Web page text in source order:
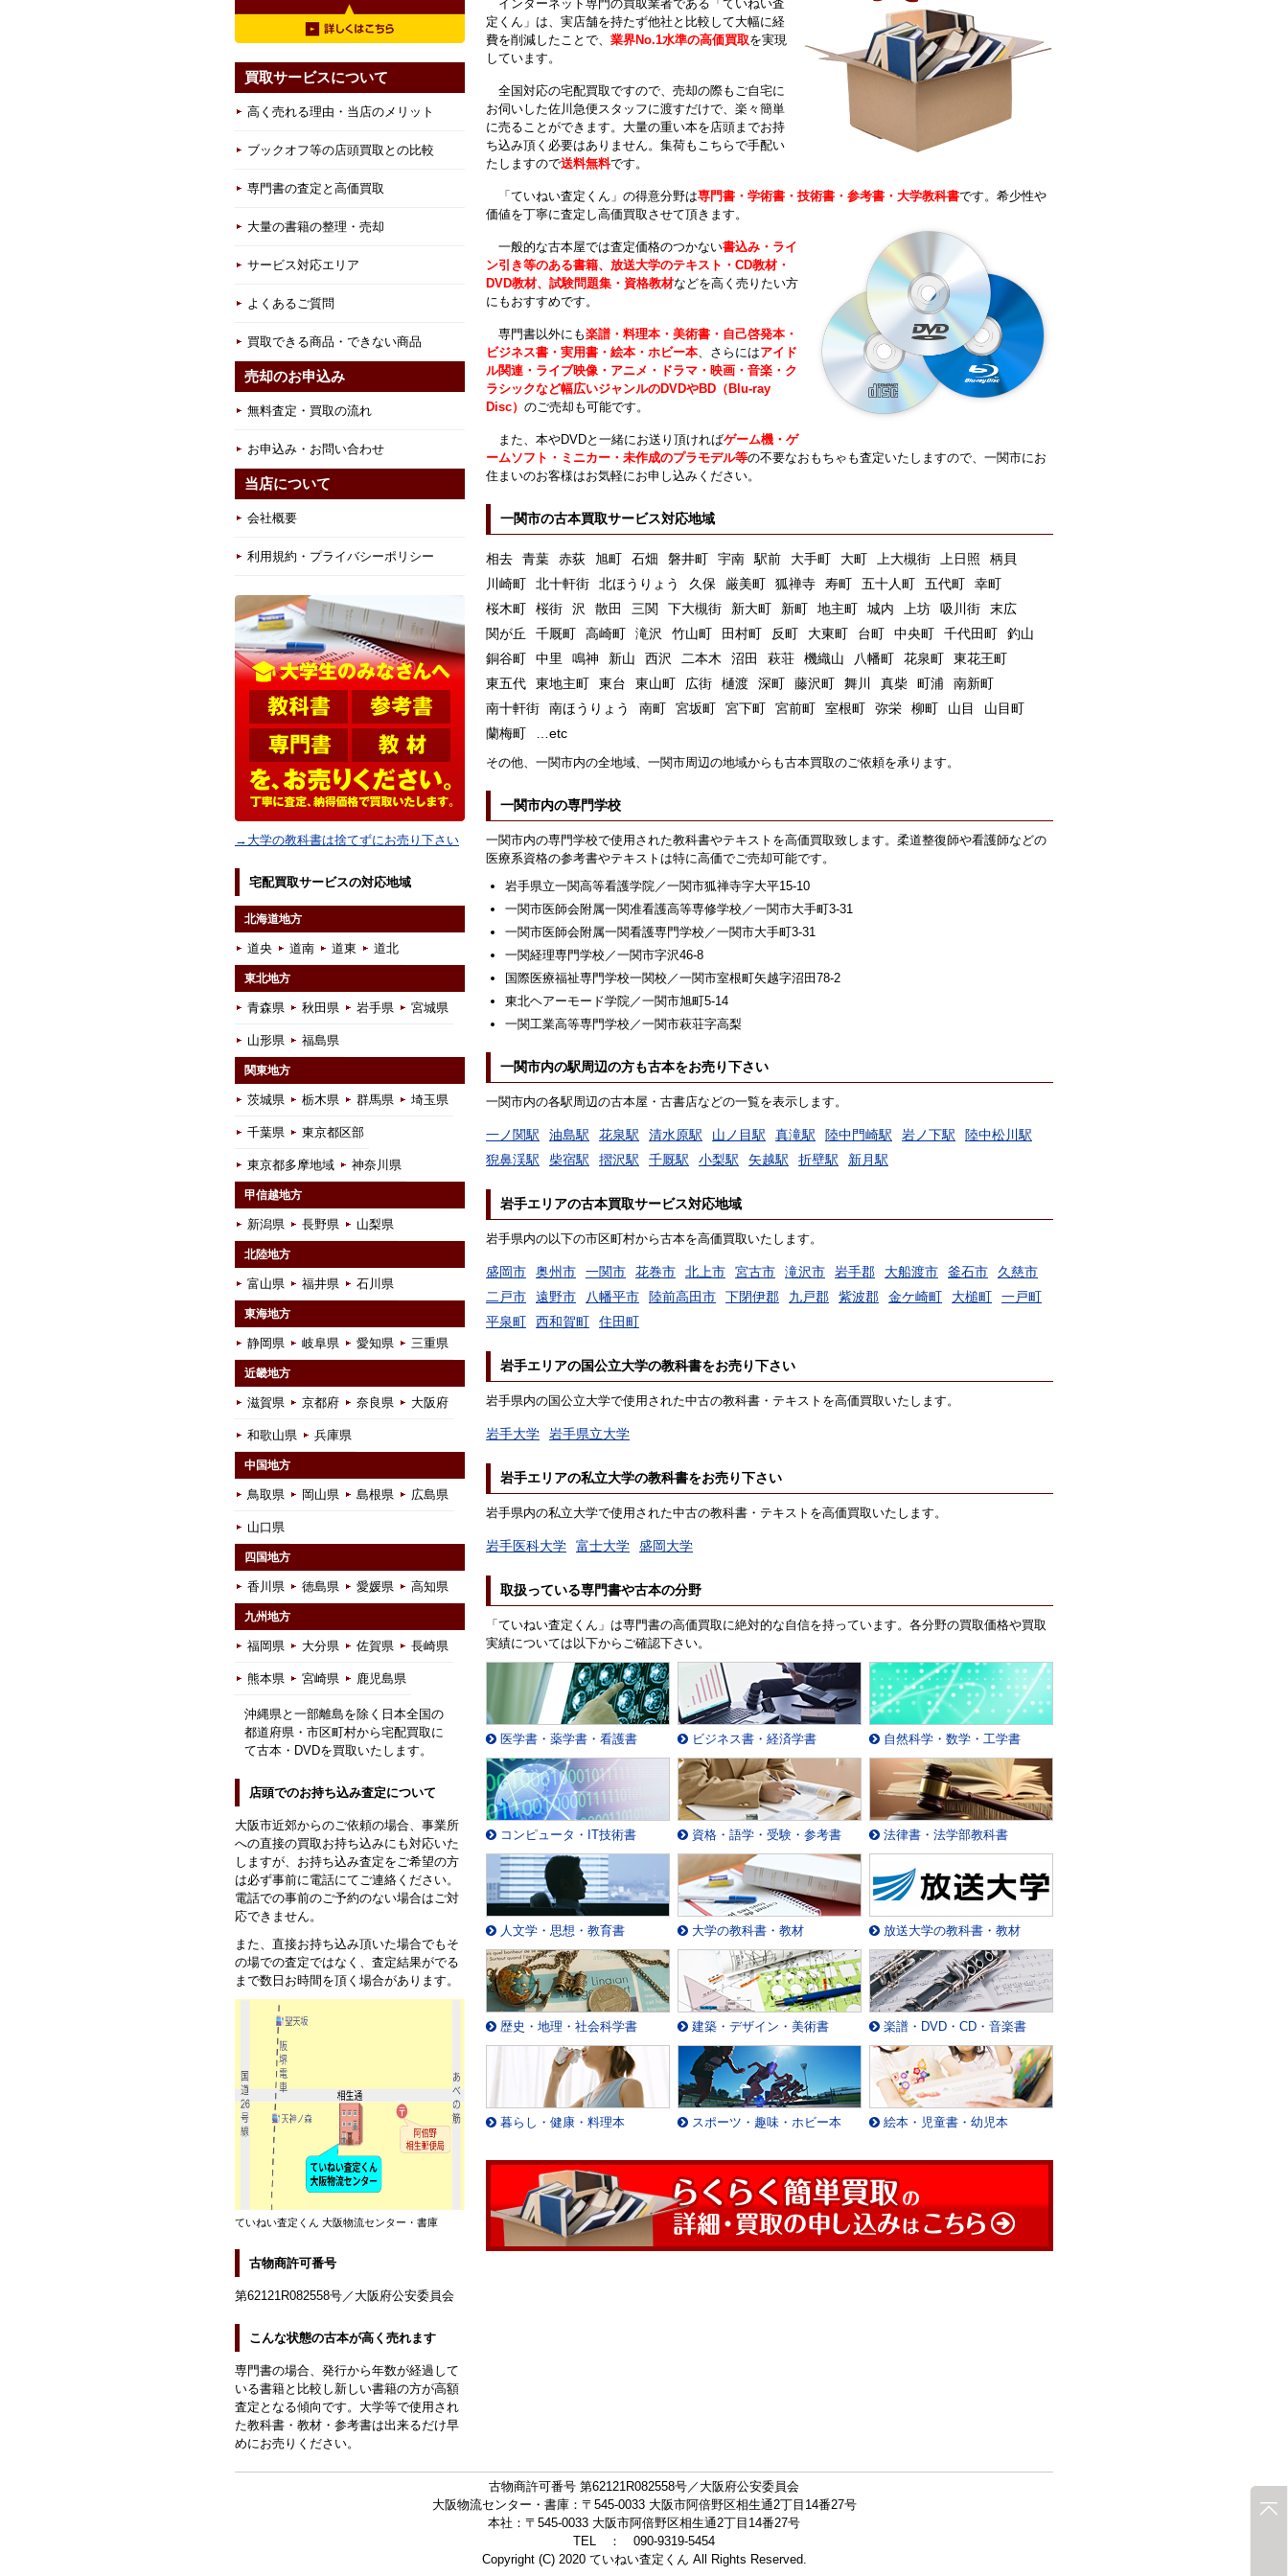
インターネット専門の買取業者である「ていねい査
定くん」は、実店舗を持たず他社と比較して大幅に経
費を削減したことで、 業界No.1水準の高価買取を実現
しています。
全国対応の宅配買取ですので、売却の際もご自宅に
お伺いした佐川急便スタッフに渡すだけで、楽々簡単
に売ることができます。大量の重い本を店頭までお持
ち込み頂く必要はありません。集荷もこちらで手配い
たしますので送料無料です。
「ていねい査定くん」の得意分野は専門書・学術書・技術書・参考書・大学教科書です。希少性や
価値を丁寧に査定し高価買取させて頂きます。
一般的な古本屋では査定価格のつかない書込み・ライ
ン引き等のある書籍、放送大学のテキスト・CD教材・
DVD教材、試験問題集・資格教材などを高く売りたい方
にもおすすめです。
専門書以外にも楽譜・料理本・美術書・自己啓発本・
ビジネス書・実用書・絵本・ホビー本、さらにはアイド
ル関連・ライブ映像・アニメ・ドラマ・映画・音楽・ク
ラシックなど幅広いジャンルのDVDやBD（Blu-ray
Disc） のご売却も可能です。
また、本やDVDと一緒にお送り頂ければゲーム機・ゲ
ームソフト・ミニカー・未作成のプラモデル等の不要なおもちゃも査定いたしますので、一関市にお
住まいのお客様はお気軽にお申し込みください。
一関市の古本買取サービス対応地域
相去 青葉 赤荻 旭町 石畑 磐井町 宇南 駅前 大手町 大町 上大槻街 上日照
柄貝
川崎町
北十軒街 北ほうりょう 久保 厳美町 狐禅寺 寿町 五十人町 五代町
幸町
桜木町
桜街 沢 散田 三関 下大槻街 新大町 新町 地主町 城内 上坊 吸川街
末広
関が丘
千厩町 高崎町 滝沢 竹山町 田村町 反町 大東町 台町 中央町 千代田町
釣山
銅谷町
中里 鳴神 新山 西沢 二本木 沼田 萩荘 機織山 八幡町 花泉町
東花王町
東五代
東地主町 東台 東山町 広街 樋渡 深町 藤沢町 舞川 真柴 町浦
南新町
南十軒街
南ほうりょう 南町 宮坂町 宮下町 宮前町 室根町 弥栄 柳町 山目
山目町
蘭梅町
…etc
その他、一関市内の全地域、一関市周辺の地域からも古本買取のご依頼を承ります。
一関市内の専門学校
一関市内の専門学校で使用された教科書やテキストを高価買取致します。柔道整復師や看護師などの
医療系資格の参考書やテキストは特に高価でご売却可能です。
岩手県立一関高等看護学院／一関市狐禅寺字大平15-10
一関市医師会附属一関准看護高等専修学校／一関市大手町3-31
一関市医師会附属一関看護専門学校／一関市大手町3-31
一関経理専門学校／一関市字沢46-8
国際医療福祉専門学校一関校／一関市室根町矢越字沼田78-2
東北ヘアーモード学院／一関市旭町5-14
一関工業高等専門学校／一関市萩荘字高梨
一関市内の駅周辺の方も古本をお売り下さい
一関市内の各駅周辺の古本屋・古書店などの一覧を表示します。
一ノ関駅 油島駅 花泉駅 清水原駅 山ノ目駅 真滝駅 陸中門崎駅 岩ノ下駅
陸中松川駅
猊鼻渓駅
柴宿駅 摺沢駅 千厩駅 小梨駅 矢越駅 折壁駅 新月駅
岩手エリアの古本買取サービス対応地域
岩手県内の以下の市区町村から古本を高価買取いたします。
盛岡市 奥州市 一関市 花巻市 北上市 宮古市 滝沢市 岩手郡 大船渡市 釜石市
久慈市
二戸市
遠野市 八幡平市 陸前高田市 下閉伊郡 九戸郡 紫波郡 金ケ崎町 大槌町
一戸町
平泉町
西和賀町 住田町
岩手エリアの国公立大学の教科書をお売り下さい
岩手県内の国公立大学で使用された中古の教科書・テキストを高価買取いたします。
岩手大学 岩手県立大学
岩手エリアの私立大学の教科書をお売り下さい
岩手県内の私立大学で使用された中古の教科書・テキストを高価買取いたします。
岩手医科大学 富士大学 盛岡大学
取扱っている専門書や古本の分野
「ていねい査定くん」は専門書の高価買取に絶対的な自信を持っています。各分野の買取価格や買取
実績については以下からご確認下さい。
医学書・薬学書・看護書 ビジネス書・経済学書 自然科学・数学・工学書
コンピュータ・IT技術書 資格・語学・受験・参考書 法律書・法学部教科書
人文学・思想・教育書 大学の教科書・教材 放送大学の教科書・教材
歴史・地理・社会科学書 建築・デザイン・美術書 楽譜・DVD・CD・音楽書
暮らし・健康・料理本 スポーツ・趣味・ホビー本 絵本・児童書・幼児本
買取サービスについて
高く売れる理由・当店のメリット
ブックオフ等の店頭買取との比較
専門書の査定と高価買取
大量の書籍の整理・売却
サービス対応エリア
よくあるご質問
買取できる商品・できない商品
売却のお申込み
無料査定・買取の流れ
お申込み・お問い合わせ
当店について
会社概要
利用規約・プライバシーポリシー
→大学の教科書は捨てずにお売り下さい
宅配買取サービスの対応地域
北海道地方
道央 道南 道東 道北
東北地方
青森県 秋田県 岩手県 宮城県
山形県 福島県
関東地方
茨城県 栃木県 群馬県 埼玉県
千葉県 東京都区部
東京都多摩地域 神奈川県
甲信越地方
新潟県 長野県 山梨県
北陸地方
富山県 福井県 石川県
東海地方
静岡県 岐阜県 愛知県 三重県
近畿地方
滋賀県 京都府 奈良県 大阪府
和歌山県 兵庫県
中国地方
鳥取県 岡山県 島根県 広島県
山口県
四国地方
香川県 徳島県 愛媛県 高知県
九州地方
福岡県 大分県 佐賀県 長崎県
熊本県 宮崎県 鹿児島県
沖縄県と一部離島を除く日本全国の
都道府県・市区町村から宅配買取に
て古本・DVDを買取いたします。
店頭でのお持ち込み査定について
大阪市近郊からのご依頼の場合、事業所
への直接の買取お持ち込みにも対応いた
しますが、お持ち込み査定をご希望の方
は必ず事前に電話にてご連絡ください。
電話での事前のご予約のない場合はご対
応できません。
また、直接お持ち込み頂いた場合でもそ
の場での査定ではなく、査定結果がでる
まで数日お時間を頂く場合があります。
ていねい査定くん 大阪物流センター・書庫
古物商許可番号
第62121R082558号／大阪府公安委員会
こんな状態の古本が高く売れます
専門書の場合、発行から年数が経過して
いる書籍と比較し新しい書籍の方が高額
査定となる傾向です。大学等で使用され
た教科書・教材・参考書は出来るだけ早
めにお売りください。
古物商許可番号 第62121R082558号／大阪府公安委員会
大阪物流センター・書庫：〒545-0033 大阪市阿倍野区相生通2丁目14番27号
本社：〒545-0033 大阪市阿倍野区相生通2丁目14番27号
TEL ： 090-9319-5454
Copyright (C) 2020 ていねい査定くん All Rights Reserved.